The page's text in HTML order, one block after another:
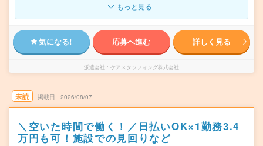
もっと見る
気になる! 応募へ進む 詳しく見る
派遣会社 ケアスタッフィング株式会社
未読 掲載日 2026/08/07
＼空いた時間で働く！／日払いOK×1勤務3.4
万円も可！施設での見回りなど